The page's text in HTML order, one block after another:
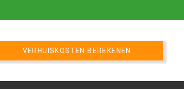
VERHUISKOSTEN BEREKENEN